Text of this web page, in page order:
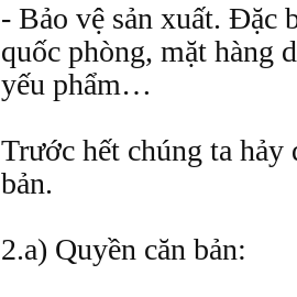
- Bảo vệ sản xuất. Đặc
quốc phòng, mặt hàng
yếu phẩm…
Trước hết chúng ta hảy
bản.
2.a) Quyền căn bản: